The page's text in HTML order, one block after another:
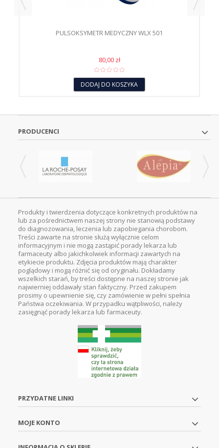
PULSOKSYMETR MEDYCZNY WLX 501
80,00 zł
DODAJ DO KOSZYKA
PRODUCENCI
Produkty i twierdzenia dotyczące konkretnych produktów na
lub za pośrednictwem naszej strony nie stanowią podstawy
do diagnozowania, leczenia lub zapobiegania chorobom.
Treści zawarte na stronie służą wyłącznie celom
informacyjnym i nie mogą zastąpić porady lekarza lub
farmaceuty albo jakichkolwiek informacji zawartych na
etykiecie produktu. Zdjęcia produktów mają charakter
poglądowy i mogą różnić się od oryginału. Dokładamy
wszelkich starań, by treści dostępne na naszej stronie jak
najwierniej oddawały stan faktyczny. Przed zakupem
prosimy o upewnienie się, czy zamówienie w pełni spełnia
Państwa oczekiwania. W przypadku wątpliwości, należy
zasięgnąć porady lekarza lub farmaceuty.
PRZYDATNE LINKI
MOJE KONTO